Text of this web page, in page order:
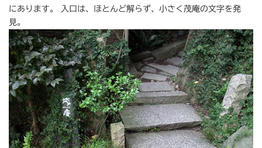
にあります。 入口は、ほとんど解らず、小さく茂庵の文字を発
見。